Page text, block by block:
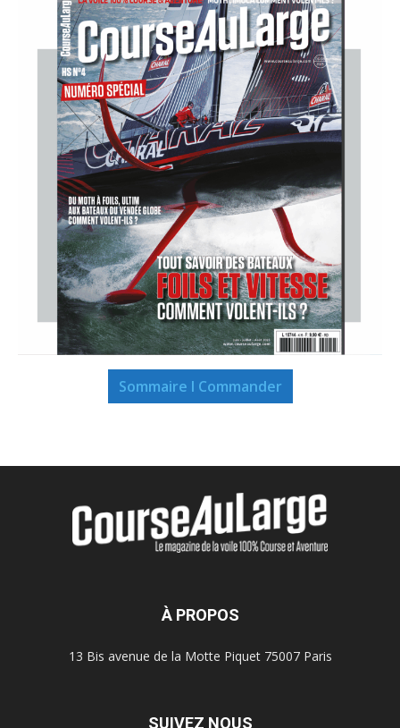
Sommaire I Commander
À PROPOS
13 Bis avenue de la Motte Piquet 75007 Paris
SUIVEZ NOUS